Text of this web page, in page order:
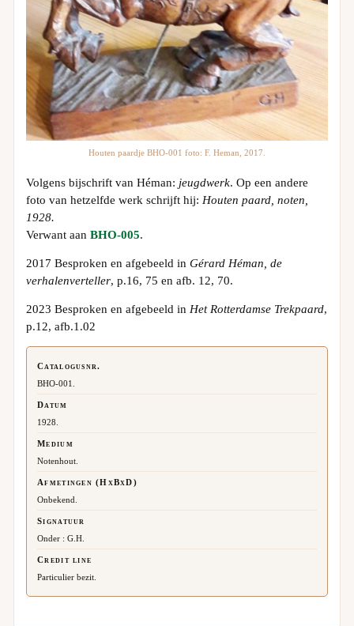
Houten paardje BHO-001 foto: F. Heman, 2017.
Volgens bijschrift van Héman: jeugdwerk. Op een andere
foto van hetzelfde werk schrijft hij: Houten paard, noten,
1928.
Verwant aanBHO-005.
2017 Besproken en afgebeeld inGérard Héman, de
verhalenverteller, p.16, 75 en afb. 12, 70.
2023 Besproken en afgebeeld in Het Rotterdamse Trekpaard,
p.12, afb.1.02
Catalogusnr.
BHO-001.
Datum
1928.
Medium
Notenhout.
Afmetingen (HxBxD)
Onbekend.
Signatuur
Onder : G.H.
Credit line
Particulier bezit.